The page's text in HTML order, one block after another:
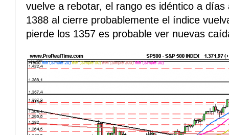
vuelve a rebotar, el rango es idéntico a
1388 al cierre probablemente el índice
pierde los 1357 es probable ver nuevas